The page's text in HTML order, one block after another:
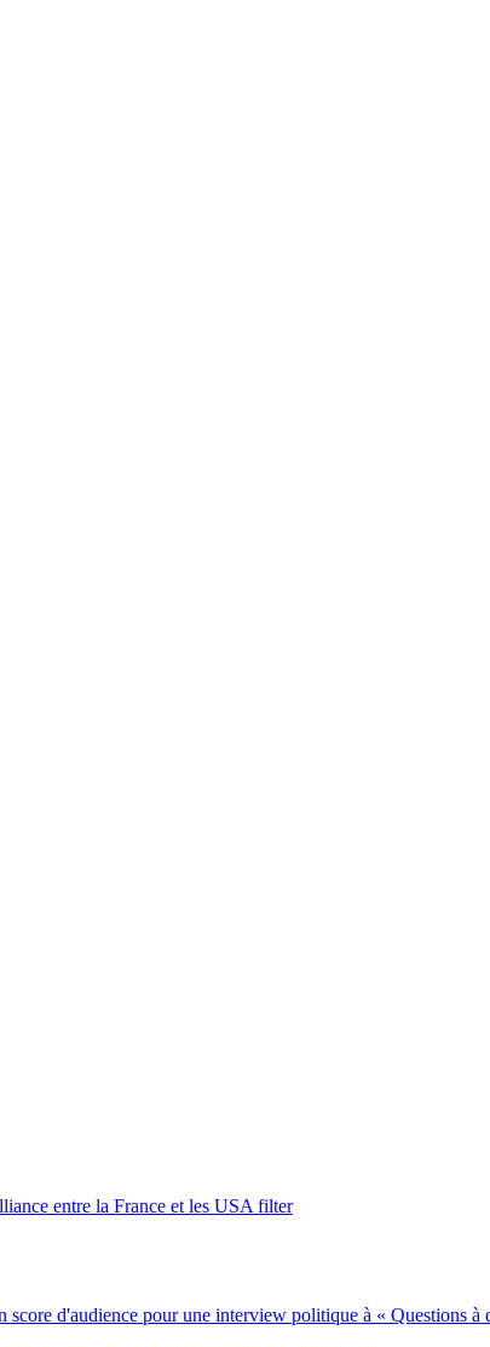
entre la France et les USA filter
score d'audience pour une interview politique à « Questions à